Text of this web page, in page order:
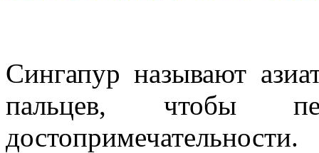
Сингапур называют
пальцев, чтобы
достопримечательности.